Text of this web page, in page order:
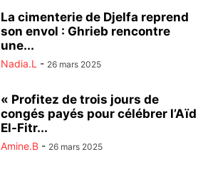
La cimenterie de Djelfa reprend
son envol : Ghrieb rencontre
une...
Nadia.L - 26 mars 2025
« Profitez de trois jours de
congés payés pour célébrer l’Aïd
El-Fitr...
Amine.B - 26 mars 2025